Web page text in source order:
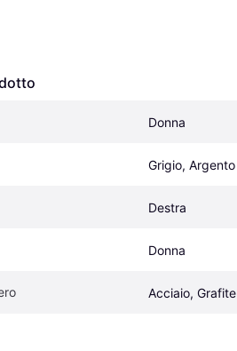
Donna
Grigio, Argento
Destra
Donna
Acciaio, Grafite